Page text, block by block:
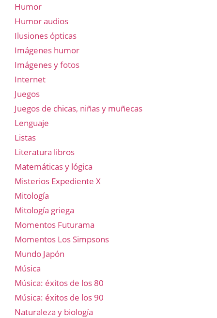
Humor
Humor audios
Ilusiones ópticas
Imágenes humor
Imágenes y fotos
Internet
Juegos
Juegos de chicas, niñas y muñecas
Lenguaje
Listas
Literatura libros
Matemáticas y lógica
Misterios Expediente X
Mitología
Mitología griega
Momentos Futurama
Momentos Los Simpsons
Mundo Japón
Música
Música: éxitos de los 80
Música: éxitos de los 90
Naturaleza y biología